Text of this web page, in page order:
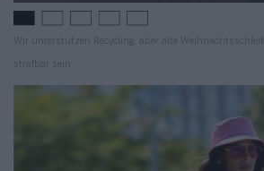
Wir unterstützen Recycling, aber alte
strafbar sein.